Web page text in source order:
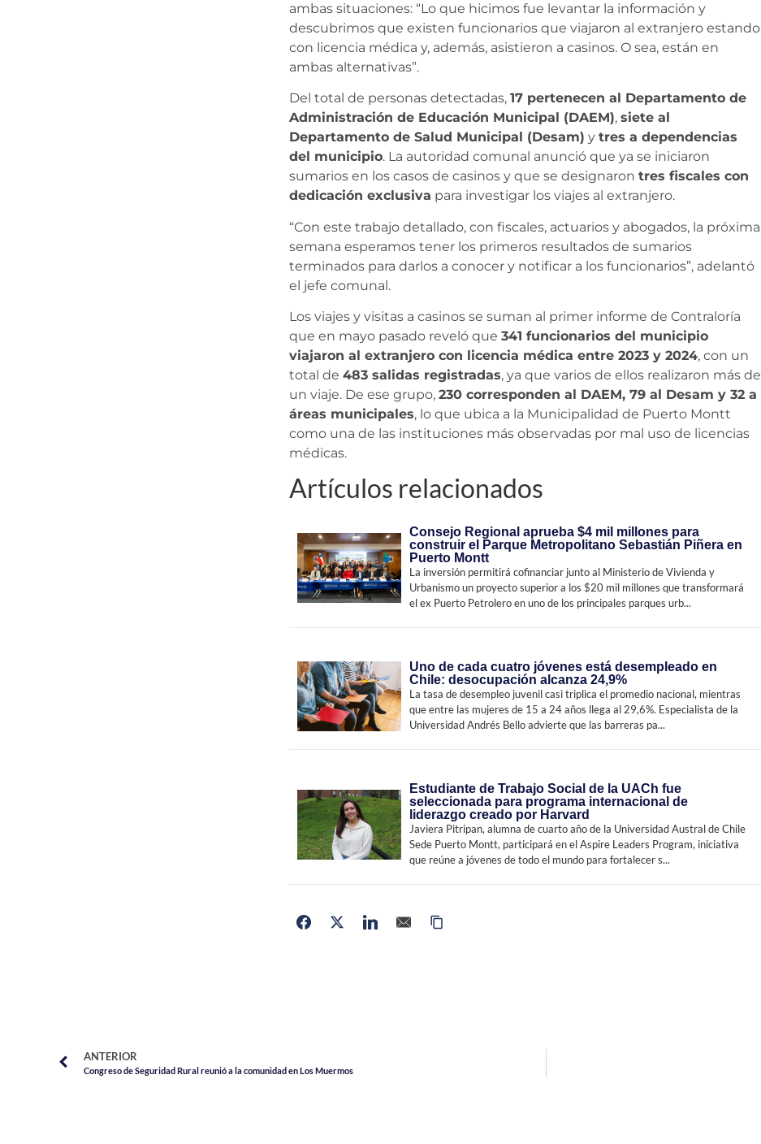
ambas situaciones: “Lo que hicimos fue levantar la información y
descubrimos que existen funcionarios que viajaron al extranjero estando
con licencia médica y, además, asistieron a casinos. O sea, están en
ambas alternativas”.
Del total de personas detectadas, 17 pertenecen al Departamento de
Administración de Educación Municipal (DAEM), siete al
Departamento de Salud Municipal (Desam) y tres a dependencias
del municipio. La autoridad comunal anunció que ya se iniciaron
sumarios en los casos de casinos y que se designaron tres fiscales con
dedicación exclusiva para investigar los viajes al extranjero.
“Con este trabajo detallado, con fiscales, actuarios y abogados, la próxima
semana esperamos tener los primeros resultados de sumarios
terminados para darlos a conocer y notificar a los funcionarios”, adelantó
el jefe comunal.
Los viajes y visitas a casinos se suman al primer informe de Contraloría
que en mayo pasado reveló que 341 funcionarios del municipio
viajaron al extranjero con licencia médica entre 2023 y 2024, con un
total de 483 salidas registradas, ya que varios de ellos realizaron más de
un viaje. De ese grupo, 230 corresponden al DAEM, 79 al Desam y 32 a
áreas municipales, lo que ubica a la Municipalidad de Puerto Montt
como una de las instituciones más observadas por mal uso de licencias
médicas.
Artículos relacionados
Consejo Regional aprueba $4 mil millones para
construir el Parque Metropolitano Sebastián Piñera en
Puerto Montt
La inversión permitirá cofinanciar junto al Ministerio de Vivienda y
Urbanismo un proyecto superior a los $20 mil millones que transformará
el ex Puerto Petrolero en uno de los principales parques urb...
Uno de cada cuatro jóvenes está desempleado en
Chile: desocupación alcanza 24,9%
La tasa de desempleo juvenil casi triplica el promedio nacional, mientras
que entre las mujeres de 15 a 24 años llega al 29,6%. Especialista de la
Universidad Andrés Bello advierte que las barreras pa...
Estudiante de Trabajo Social de la UACh fue
seleccionada para programa internacional de
liderazgo creado por Harvard
Javiera Pitripan, alumna de cuarto año de la Universidad Austral de Chile
Sede Puerto Montt, participará en el Aspire Leaders Program, iniciativa
que reúne a jóvenes de todo el mundo para fortalecer s...
ANTERIOR
Congreso de Seguridad Rural reunió a la comunidad en Los Muermos